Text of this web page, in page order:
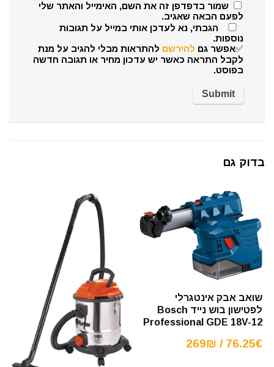
שמור בדפדפן זה את השם, האימייל והאתר שלי
לפעם הבאה שאגיב.
הגבתי, נא לעדכן אותי במייל על תגובות
נוספות.
✅אפשר גם להירשם להתראות מבלי להגיב על מנת
לקבל התראה כאשר יש עדכון מחיר או תגובה חדשה
בפוסט.
בדוק גם
שואב אבק אינטגרלי
לפטישון בוש נייד Bosch
Professional GDE 18V-12
76.25€ / 269₪